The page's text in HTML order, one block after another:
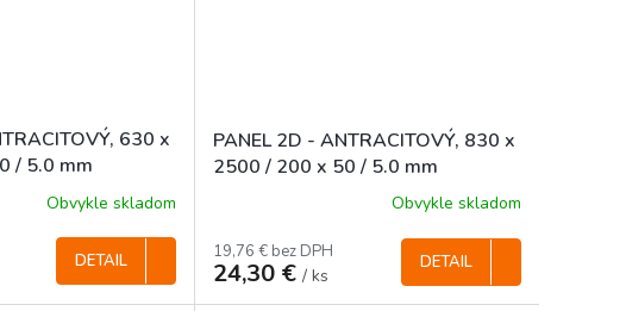
630 x
/ 5.0 mm
Obvykle skladom
DETAIL
PANEL 2D - ANTRACITOVÝ, 830 x
2500 / 200 x 50 / 5.0 mm
Obvykle skladom
19,76 € bez DPH
24,30 € / ks
DETAIL